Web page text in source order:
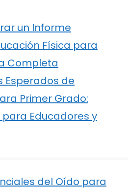
un Informe
Física para
Completa
Esperados de
Primer Grado:
Educadores y
del Oído para